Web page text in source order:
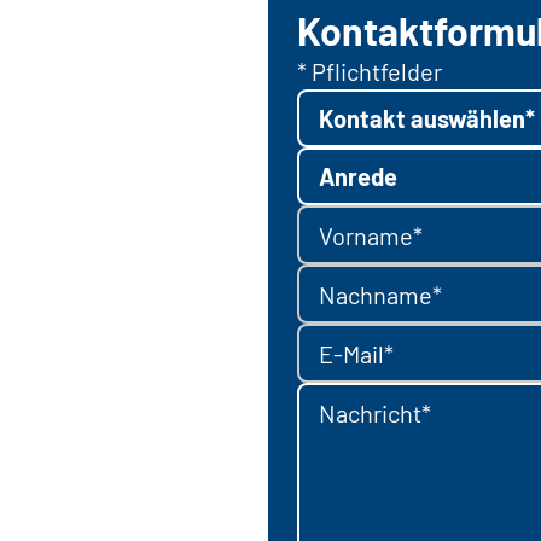
* Pflichtfelder
Kontakt auswählen*
Anrede
Vorname*
Nachname*
E-Mail*
Nachricht*